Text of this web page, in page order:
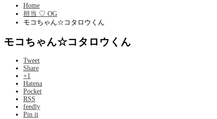
Home
担当 ♡ OG
モコちゃん☆コタロウくん
モコちゃん☆コタロウくん
Tweet
Share
+1
Hatena
Pocket
RSS
feedly
Pin it